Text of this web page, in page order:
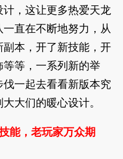
，这让更多热爱天龙
直在不断地努力，从
本，开了新技能，开
等，一系列新的举
一起去看看新版本究
大们的暖心设计。
能，老玩家万众期